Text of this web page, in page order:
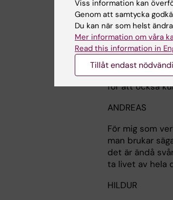
Ja, det är ju
avancerad att
den absolut
det är att den
lymfkörtlarna.
lever, eller det
tyvärr
för att också
ANDREAS
För mig som
man brukar
det är ändå
ta livet av hela
HILDUR
Viss information kan
Genom att samtycka
Du kan när som helst
Mer information om våra
Read this information in
Tillåt endast